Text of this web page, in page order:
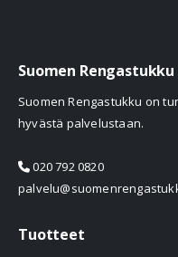
Suomen Rengastukku
Suomen Rengastukku on
hyvästä palvelustaan.
020 792 0820
Tuotteet